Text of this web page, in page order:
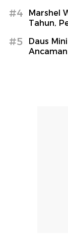
#4
Marshel
Tahun,
#5
Daus